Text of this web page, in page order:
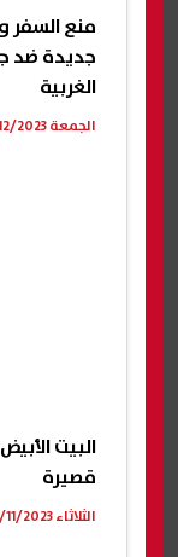
منع السفر
جديدة ضد
الغربية
الجمعة 08/12/2023 12:32 ص
البيت
قصيرة
الثلاثاء 21/11/2023 12:00 ص